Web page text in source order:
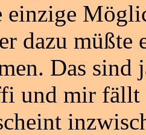
einzige
dazu müßte
Das sind
und mir